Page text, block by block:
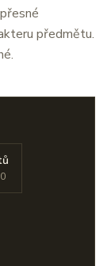
předmětu.